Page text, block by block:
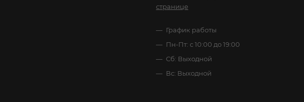
странице
График работы
Пн-Пт: с 10:00 до 19:00
Сб: Выходной
Вс: Выходной